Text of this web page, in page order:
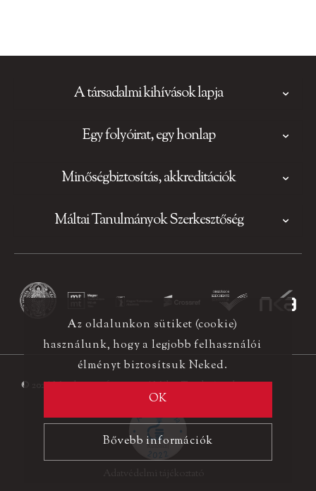
A társadalmi kihívások lapja
Egy folyóirat, egy honlap
Minőségbiztosítás, akkreditációk
Máltai Tanulmányok Szerkesztőség
© 2026 Minden jog fenntartva! Máltai Tanulmányok
Az oldalunkon sütiket (cookie)
használunk, hogy a legjobb felhasználói
élményt biztosítsuk Neked.
OK
Bővebb információk